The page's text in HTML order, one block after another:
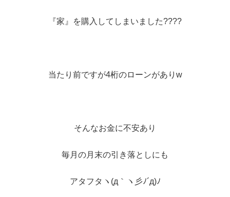
『家』を購入してしまいました????️
当たり前ですが4桁のローンがありw
そんなお金に不安あり
毎月の月末の引き落としにも
アタフタヽ(д｀ヽ彡ﾉ´д)ﾉ